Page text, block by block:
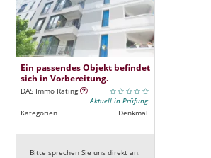
Ein passendes Objekt befindet
sich in Vorbereitung.
DAS Immo Rating
Aktuell in Prüfung
Kategorien
Denkmal
Bitte sprechen Sie uns direkt an.